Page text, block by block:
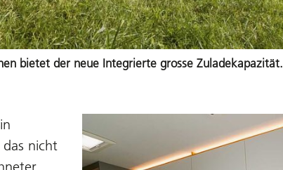
bietet der neue Integrierte grosse Zuladekapazität.
das nicht